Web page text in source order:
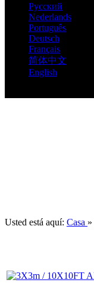
Pусский
Nederlands
Português
Deutsch
Français
简体中文
English
Usted está aquí: Casa »